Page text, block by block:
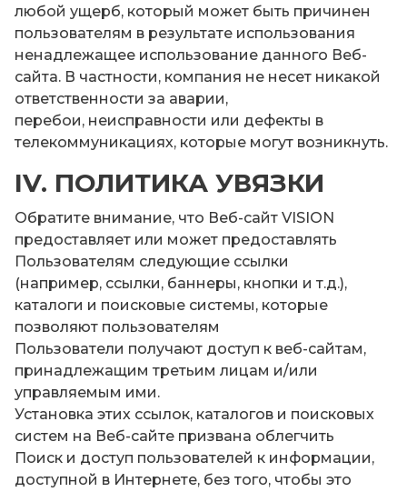
любой ущерб, который может быть причинен
пользователям в результате использования
ненадлежащее использование данного Веб-
сайта. В частности, компания не несет никакой
ответственности за аварии,
перебои, неисправности или дефекты в
телекоммуникациях, которые могут возникнуть.
IV. ПОЛИТИКА УВЯЗКИ
Обратите внимание, что Веб-сайт VISION
предоставляет или может предоставлять
Пользователям следующие ссылки
(например, ссылки, баннеры, кнопки и т.д.),
каталоги и поисковые системы, которые
позволяют пользователям
Пользователи получают доступ к веб-сайтам,
принадлежащим третьим лицам и/или
управляемым ими.
Установка этих ссылок, каталогов и поисковых
систем на Веб-сайте призвана облегчить
Поиск и доступ пользователей к информации,
доступной в Интернете, без того, чтобы это